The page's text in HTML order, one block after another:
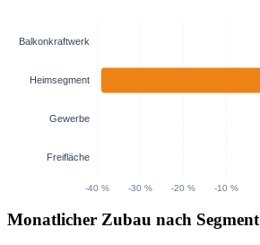
Monatlicher Zubau nach Segment